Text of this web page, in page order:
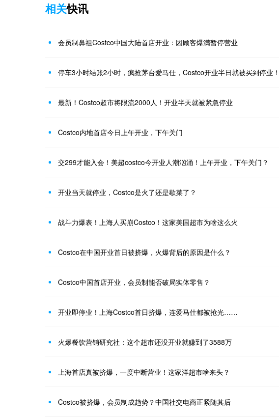
相关快讯
会员制鼻祖Costco中国大陆首店开业：因顾客爆满暂停营业
停车3小时结账2小时，疯抢茅台爱马仕，Costco开业半日就被买到停业！
最新！Costco超市将限流2000人！开业半天就被紧急停业
Costco内地首店今日上午开业，下午关门
交299才能入会！美超costco今开业人潮汹涌！上午开业，下午关门？
开业当天就停业，Costco是火了还是歇菜了？
战斗力爆表！上海人买崩Costco！这家美国超市为啥这么火
Costco在中国开业首日被挤爆，火爆背后的原因是什么？
Costco中国首店开业，会员制能否破局实体零售？
开业即停业！上海Costco首日挤爆，连爱马仕都被抢光……
火爆餐饮营销研究社：这个超市还没开业就赚到了3588万
上海首店真被挤爆，一度中断营业！这家洋超市啥来头？
Costco被挤爆，会员制成趋势？中国社交电商正紧随其后